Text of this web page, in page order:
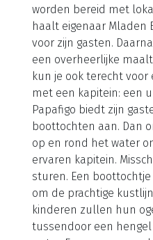
worden bereid met
haalt eigenaar Mladen
voor zijn gasten.
een overheerlijke
kun je ook terecht
met een kapitein: een
Papafigo biedt zijn
boottochten aan. Dan
op en rond het water
ervaren kapitein.
sturen. Een
om de prachtige
kinderen zullen hun
tussendoor een